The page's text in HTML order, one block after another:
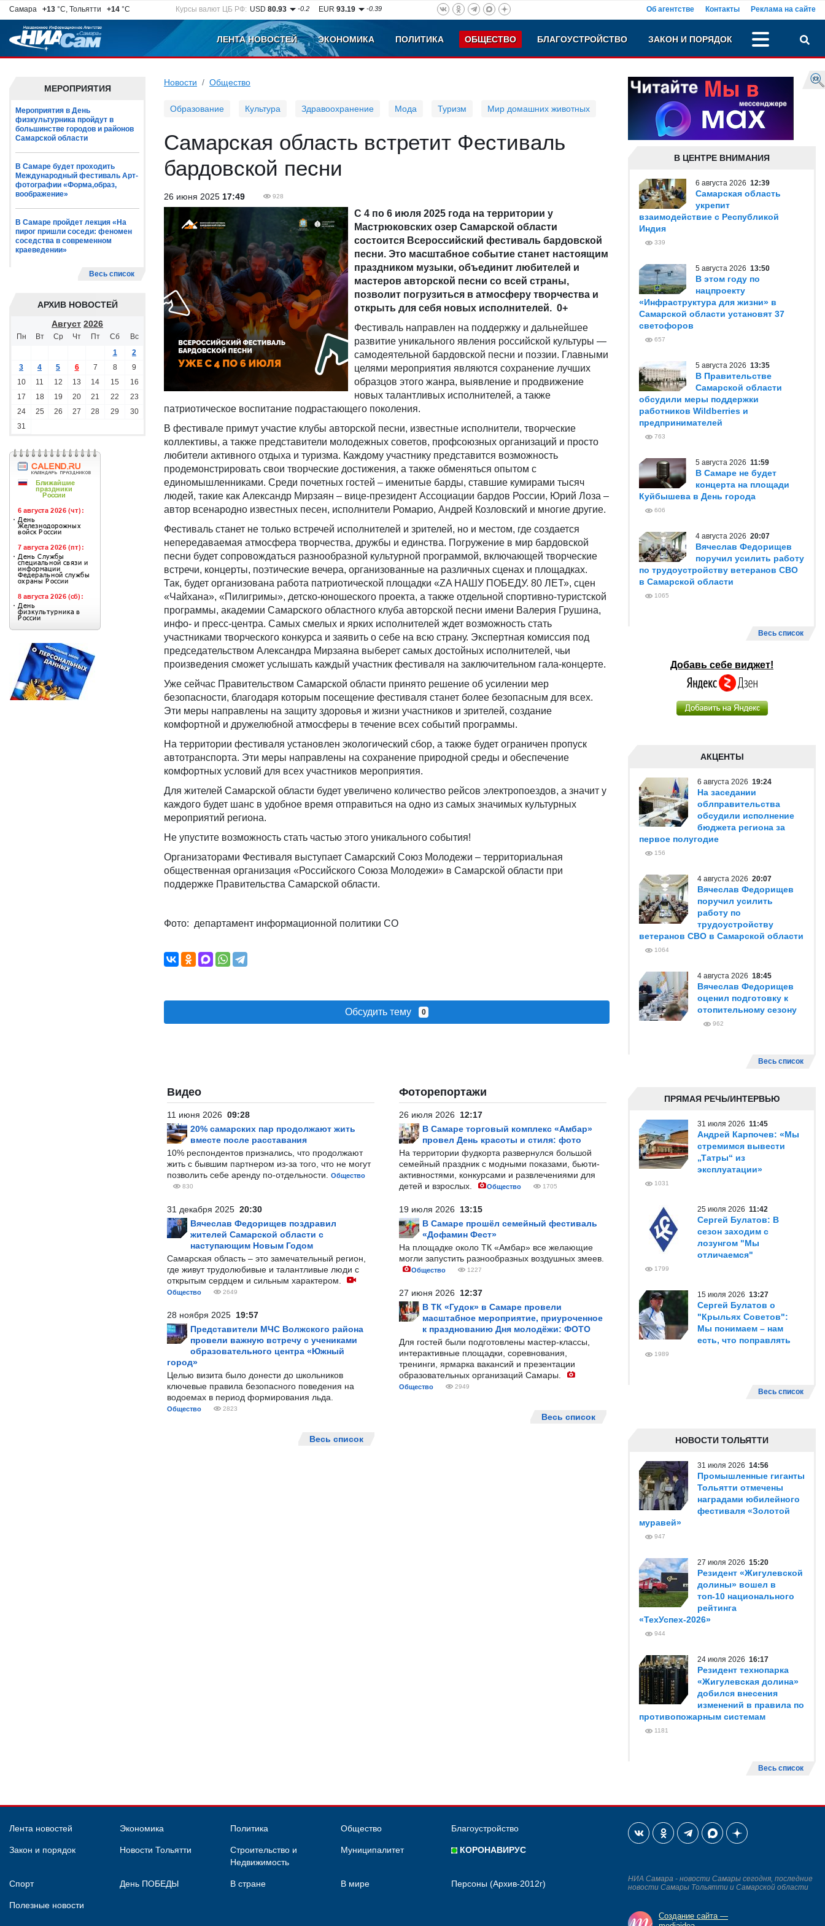
Самара +13 °C, Тольятти +14 °C Курсы валют ЦБ РФ: USD80.93 -0.2 EUR93.19 -0.39 Об агентстве Контакты Реклама на сайте
ЛЕНТА НОВОСТЕЙ ЭКОНОМИКА ПОЛИТИКА ОБЩЕСТВО БЛАГОУСТРОЙСТВО ЗАКОН И ПОРЯДОК
МЕРОПРИЯТИЯ
Мероприятия в День
физкультурника пройдут в
большинстве городов и районов
Самарской области
В Самаре будет проходить
Международный фестиваль Арт-
фотографии «Форма,образ,
воображение»
В Самаре пройдет лекция «На
пирог пришли соседи: феномен
соседства в современном
краеведении»
Весь список
АРХИВ НОВОСТЕЙ
Август 2026
Пн Вт Ср Чт Пт Сб
Вс
1
2
3
4 5 6 7 8
9
10
11 12 13 14 15
16
17
18 19 20 21 22
23
24
25 26 27 28 29
30
31
Новости Общество
Образование Культура Здравоохранение Мода Туризм Мир домашних животных
Самарская область встретит Фестиваль
бардовской песни
26 июня 2025 17:49 928
С 4 по 6 июля 2025 года на территории у
Мастрюковских озер Самарской области
состоится Всероссийский фестиваль бардовской
песни. Это масштабное событие станет настоящим
праздником музыки, объединит любителей и
мастеров авторской песни со всей страны,
позволит погрузиться в атмосферу творчества и
открыть для себя новых исполнителей. 0+
Фестиваль направлен на поддержку и дальнейшее
развитие уникального явления российской культуры —
самодеятельной бардовской песни и поэзии. Главными
целями мероприятия являются сохранение лучших
образцов этого жанра, выявление и продвижение
новых талантливых исполнителей, а также
патриотическое воспитание подрастающего поколения.
В фестивале примут участие клубы авторской песни, известные исполнители, творческие
коллективы, а также представители молодежных советов, профсоюзных организаций и просто
любители активного отдыха и туризма. Каждому участнику представится возможность
продемонстрировать свои творческие достижения, а также обменяться опытом с
единомышленниками. Среди почетных гостей – именитые барды, ставшие кумирами тысяч
людей, такие как Александр Мирзаян – вице-президент Ассоциации бардов России, Юрий Лоза –
автор всенародно известных песен, исполнители Ромарио, Андрей Козловский и многие другие.
Фестиваль станет не только встречей исполнителей и зрителей, но и местом, где создается
непередаваемая атмосфера творчества, дружбы и единства. Погружение в мир бардовской
песни будет сопровождаться разнообразной культурной программой, включающей творческие
встречи, концерты, поэтические вечера, организованные на различных сценах и площадках.
Так, будет организована работа патриотической площадки «ZA НАШУ ПОБЕДУ. 80 ЛЕТ», сцен
«Чайхана», «Пилигримы», детско-юношеского проекта, а также отдельной спортивно-туристской
программы, академии Самарского областного клуба авторской песни имени Валерия Грушина,
инфо- и пресс-центра. Самых смелых и ярких исполнителей ждет возможность стать
участниками творческого конкурса и заявить о себе на всю страну. Экспертная комиссия под
председательством Александра Мирзаяна выберет самых достойных исполнителей, чьи
произведения сможет услышать каждый участник фестиваля на заключительном гала-концерте.
Уже сейчас Правительством Самарской области принято решение об усилении мер
безопасности, благодаря которым посещение фестиваля станет более безопасным для всех.
Эти меры направлены на защиту здоровья и жизни участников и зрителей, создание
комфортной и дружелюбной атмосферы в течение всех событий программы.
На территории фестиваля установлен экологический сбор, а также будет ограничен пропуск
автотранспорта. Эти меры направлены на сохранение природной среды и обеспечение
комфортных условий для всех участников мероприятия.
Для жителей Самарской области будет увеличено количество рейсов электропоездов, а значит у
каждого будет шанс в удобное время отправиться на одно из самых значимых культурных
мероприятий региона.
Не упустите возможность стать частью этого уникального события!
Организаторами Фестиваля выступает Самарский Союз Молодежи – территориальная
общественная организация «Российского Союза Молодежи» в Самарской области при
поддержке Правительства Самарской области.
Фото: департамент информационной политики СО
Обсудить тему 0
Видео
11 июня 2026 09:28
20% самарских пар продолжают жить
вместе после расставания
10% респондентов признались, что продолжают
жить с бывшим партнером из-за того, что не могут
позволить себе аренду по-отдельности.
Общество
830
31 декабря 2025 20:30
Вячеслав Федорищев поздравил
жителей Самарской области с
наступающим Новым Годом
Самарская область – это замечательный регион,
где живут трудолюбивые и талантливые люди с
открытым сердцем и сильным характером.
Общество 2649
28 ноября 2025 19:57
Представители МЧС Волжского района
провели важную встречу с учениками
образовательного центра «Южный
город»
Целью визита было донести до школьников
ключевые правила безопасного поведения на
водоемах в период формирования льда.
Общество 2823
Весь список
Фоторепортажи
26 июля 2026 12:17
В Самаре торговый комплекс «Амбар»
провел День красоты и стиля: фото
На территории фудкорта развернулся большой
семейный праздник с модными показами, бьюти-
активностями, конкурсами и развлечениями для
детей и взрослых.
Общество 1705
19 июля 2026 13:15
В Самаре прошёл семейный фестиваль
«Дофамин Фест»
На площадке около ТК «Амбар» все желающие
могли запустить разнообразных воздушных змеев.
Общество 1227
27 июня 2026 12:37
В ТК «Гудок» в Самаре провели
масштабное мероприятие, приуроченное
к празднованию Дня молодёжи: ФОТО
Для гостей были подготовлены мастер-классы,
интерактивные площадки, соревнования,
тренинги, ярмарка вакансий и презентации
образовательных организаций Самары.
Общество 2949
Весь список
В ЦЕНТРЕ ВНИМАНИЯ
6 августа 2026 12:39
Самарская область
укрепит
взаимодействие с Республикой
Индия
339
5 августа 2026 13:50
В этом году по
нацпроекту
«Инфраструктура для жизни» в
Самарской области установят 37
светофоров
657
5 августа 2026 13:35
В Правительстве
Самарской области
обсудили меры поддержки
работников Wildberries и
предпринимателей
763
5 августа 2026 11:59
В Самаре не будет
концерта на площади
Куйбышева в День города
606
4 августа 2026 20:07
Вячеслав Федорищев
поручил усилить работу
по трудоустройству ветеранов СВО
в Самарской области
1065
Весь список
Добавь себе виджет!
АКЦЕНТЫ
6 августа 2026 19:24
На заседании
облправительства
обсудили исполнение
бюджета региона за
первое полугодие
156
4 августа 2026 20:07
Вячеслав Федорищев
поручил усилить
работу по
трудоустройству
ветеранов СВО в Самарской области
1064
4 августа 2026 18:45
Вячеслав Федорищев
оценил подготовку к
отопительному сезону
962
Весь список
ПРЯМАЯ РЕЧЬ/ИНТЕРВЬЮ
31 июля 2026 11:45
Андрей Карпочев: «Мы
стремимся вывести
„Татры“ из
эксплуатации»
1031
25 июля 2026 11:42
Сергей Булатов: В
сезон заходим с
лозунгом "Мы
отличаемся"
1799
15 июля 2026 13:27
Сергей Булатов о
"Крыльях Советов":
Мы понимаем – нам
есть, что поправлять
1989
Весь список
НОВОСТИ ТОЛЬЯТТИ
31 июля 2026 14:56
Промышленные гиганты
Тольятти отмечены
наградами юбилейного
фестиваля «Золотой
муравей»
947
27 июля 2026 15:20
Резидент «Жигулевской
долины» вошел в
топ-10 национального
рейтинга
«ТехУспех-2026»
944
24 июля 2026 16:17
Резидент технопарка
«Жигулевская долина»
добился внесения
изменений в правила по
противопожарным системам
1181
Весь список
Лента новостей Экономика Политика Общество Благоустройство
Закон и порядок Новости Тольятти
Строительство и
Недвижимость
Муниципалитет КОРОНАВИРУС
Спорт День ПОБЕДЫ В стране В мире Персоны (Архив-2012г)
Полезные новости
НИА Самара - новости Самары сегодня, последние
новости Самары Тольятти и Самарской области
Создание сайта —